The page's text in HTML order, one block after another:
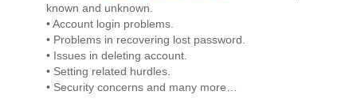
known and unknown.
• Account login problems.
• Problems in recovering lost password.
• Issues in deleting account.
• Setting related hurdles.
• Security concerns and many more…